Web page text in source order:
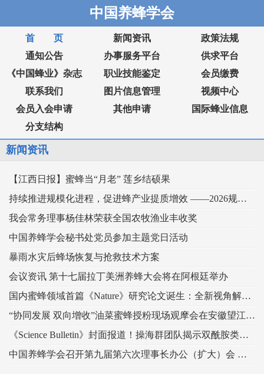
中国养蜂学会
首 页 新闻资讯
政策法规
通知公告
办事服务平台
供求平台
《中国蜂业》杂志
职业技能鉴定
会员缴费
联系我们
图片信息管理
视频中心
会员入会申请
其他申请
国际蜂业信息
分支结构
新闻资讯
【江西日报】蜜蜂当“月老” 莲乡结硕果
持续推进规模化进程，促进蜂产业提质增效 ——2026规模化蜂业交流观摩会在新疆举行
我会常务理事杨佳林荣获全国农牧渔业丰收奖
中国养蜂学会秘书处党员参加主题党日活动
暴雨水灾后蜂场恢复与抢救技术方案
会议资讯 第十七届拉丁美洲养蜂大会将在阿根廷举办
国内蜜蜂领域首篇《Nature》研究论文诞生：全新视角解读蜂王发育的“建筑密码”
“协同发展 双向增收”油菜蜜蜂授粉现场观摩会在安徽望江举办
《Science Bulletin》封面报道！操海群团队揭示双酰胺类杀虫剂影响蜜蜂蜂王生殖
中国养蜂学会召开第九届第六次理事长办公（扩大）会 锚定“十五五” 谋划蜂业高质量发展